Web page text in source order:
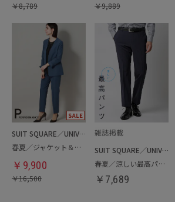
￥8,789 ￥9,889
SUIT SQUARE／UNIVERSAL LANGUAGE／WHITE
春夏／ジャケット＆パンツセットアップ／洗濯ネット付き
￥ 9,900
￥16,500
SUIT SQUARE／UNIVERSAL LANGUAGE
春夏／涼しい最高パンツ
￥ 7,689